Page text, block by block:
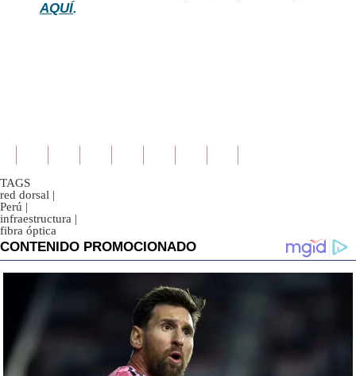
AQUÍ.
TAGS
red dorsal |
Perú |
infraestructura |
fibra óptica